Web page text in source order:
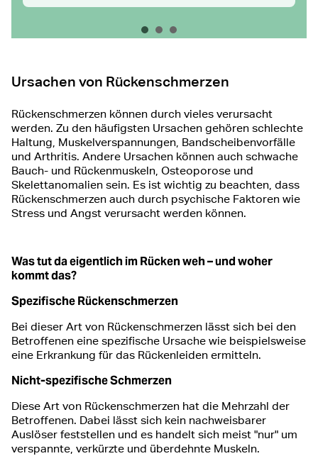
Osteopathie
Akupunktur
Ursachen von Rückenschmerzen
Rückenschmerzen können durch vieles verursacht
werden. Zu den häufigsten Ursachen gehören schlechte
Haltung, Muskelverspannungen, Bandscheibenvorfälle
und Arthritis. Andere Ursachen können auch schwache
Bauch- und Rückenmuskeln, Osteoporose und
Skelettanomalien sein. Es ist wichtig zu beachten, dass
Rückenschmerzen auch durch psychische Faktoren wie
Stress und Angst verursacht werden können.
Was tut da eigentlich im Rücken weh – und woher
kommt das?
Spezifische Rückenschmerzen
Bei dieser Art von Rückenschmerzen lässt sich bei den
Betroffenen eine spezifische Ursache wie beispielsweise
eine Erkrankung für das Rückenleiden ermitteln.
Nicht-spezifische Schmerzen
Diese Art von Rückenschmerzen hat die Mehrzahl der
Betroffenen. Dabei lässt sich kein nachweisbarer
Auslöser feststellen und es handelt sich meist "nur" um
verspannte, verkürzte und überdehnte Muskeln.